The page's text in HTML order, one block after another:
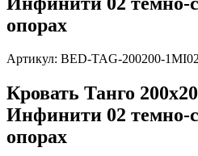
опорах
Артикул: BED-TAG-200200-
Кровать Танго
Инфинити 02 темно-
опорах